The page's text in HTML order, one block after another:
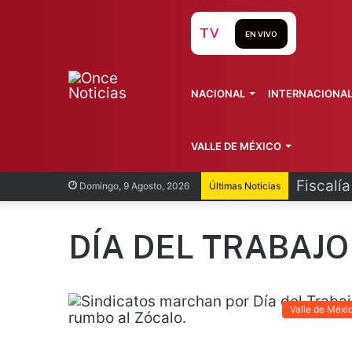
Domingo, 9 Agosto, 2026 Últimas Noticias
TV EN VIVO
NACIONAL INTERNACIONAL
VALLE DE MÉXICO
DÍA DEL TRABAJO
Valle de